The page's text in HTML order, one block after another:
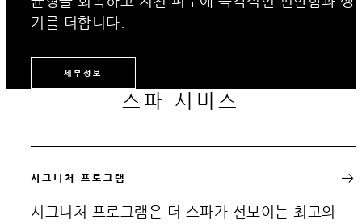
기를 더합니다.
세부정보
스파 서비스
시그니처 프로그램
시그니처 프로그램은 더 스파가 선보이는 최고의